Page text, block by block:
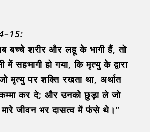
बच्चे शरीर और लहू के भागी हैं, तो
सहभागी हो गया, कि मृत्यु के द्वारा
मृत्यु पर शक्ति रखता था, अर्थात
कर दे; और उनको छुड़ा ले जो
जीवन भर दासत्व में फंसे थे।”